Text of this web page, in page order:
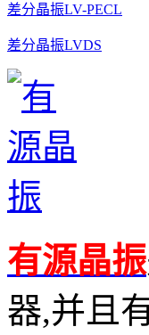
差分晶振LV-PECL
差分晶振LVDS
有源晶振
器,并且